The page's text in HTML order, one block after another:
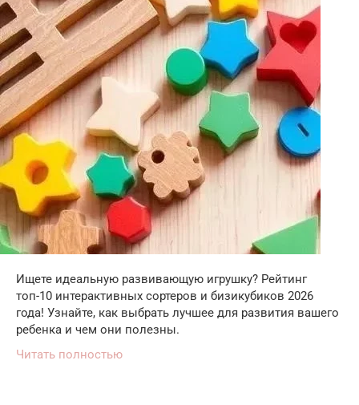
Ищете идеальную развивающую игрушку? Рейтинг
топ-10 интерактивных сортеров и бизикубиков 2026
года! Узнайте, как выбрать лучшее для развития вашего
ребенка и чем они полезны.
Читать полностью